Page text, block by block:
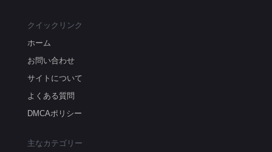
クイックリンク
ホーム
お問い合わせ
サイトについて
よくある質問
DMCAポリシー
主なカテゴリー